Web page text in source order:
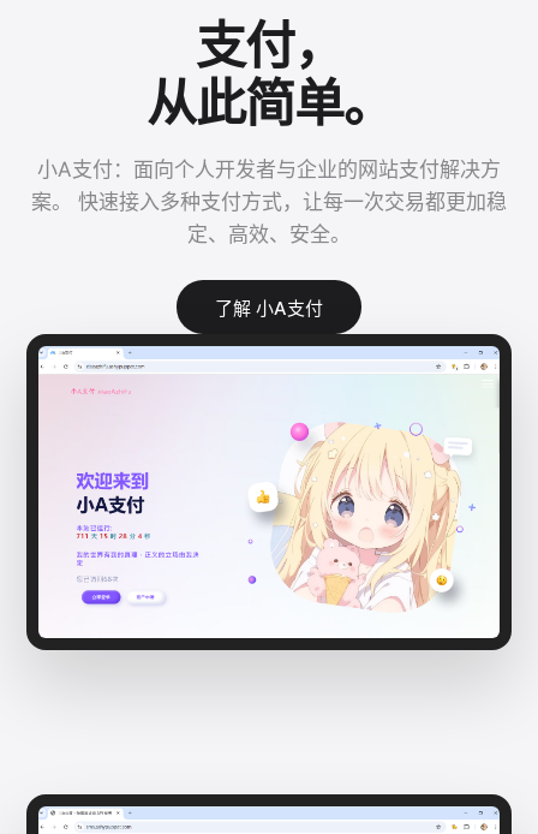
支付，
从此简单。
小A支付：面向个人开发者与企业的网站支付解决方
案。 快速接入多种支付方式，让每一次交易都更加稳
定、高效、安全。
了解 小A支付